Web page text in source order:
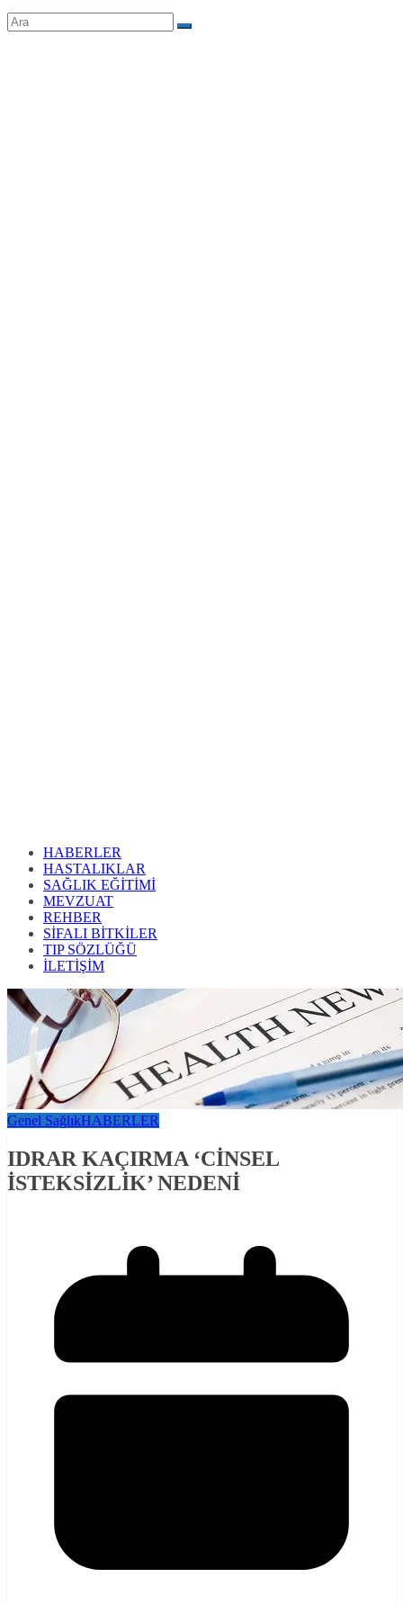
HABERLER
HASTALIKLAR
SAĞLIK EĞİTİMİ
MEVZUAT
REHBER
SİFALI BİTKİLER
TIP SÖZLÜĞÜ
İLETİŞİM
Genel SağlıkHABERLER
IDRAR KAÇIRMA ‘CİNSEL
İSTEKSİZLİK’ NEDENİ